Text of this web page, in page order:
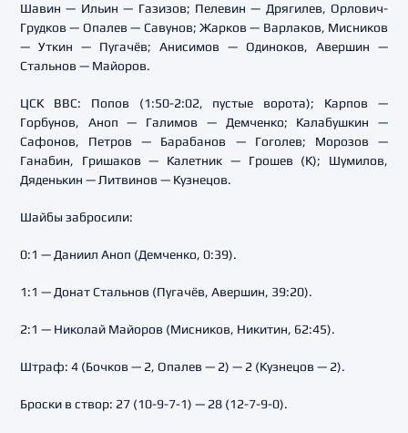
Шавин — Ильин — Газизов; Пелевин — Дрягилев, Орлович-
Грудков — Опалев — Савунов; Жарков — Варлаков, Мисников
— Уткин — Пугачёв; Анисимов — Одиноков, Авершин —
Стальнов — Майоров.
ЦСК ВВС: Попов (1:50-2:02, пустые ворота); Карпов —
Горбунов, Аноп — Галимов — Демченко; Калабушкин —
Сафонов, Петров — Барабанов — Гоголев; Морозов —
Ганабин, Гришаков — Калетник — Грошев (К); Шумилов,
Дяденькин — Литвинов — Кузнецов.
Шайбы забросили:
0:1 — Даниил Аноп (Демченко, 0:39).
1:1 — Донат Стальнов (Пугачёв, Авершин, 39:20).
2:1 — Николай Майоров (Мисников, Никитин, 62:45).
Штраф: 4 (Бочков — 2, Опалев — 2) — 2 (Кузнецов — 2).
Броски в створ: 27 (10-9-7-1) — 28 (12-7-9-0).